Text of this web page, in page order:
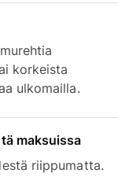
korkeista
ulkomailla.
maksuissa
riippumatta.